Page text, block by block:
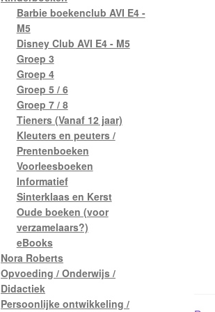
Barbie boekenclub AVI E4 -
M5
Disney Club AVI E4 - M5
Groep 3
Groep 4
Groep 5 / 6
Groep 7 / 8
Tieners (Vanaf 12 jaar)
Kleuters en peuters /
Prentenboeken
Voorleesboeken
Informatief
Sinterklaas en Kerst
Oude boeken (voor
verzamelaars?)
eBooks
Nora Roberts
Opvoeding / Onderwijs /
Didactiek
Persoonlijke ontwikkeling /